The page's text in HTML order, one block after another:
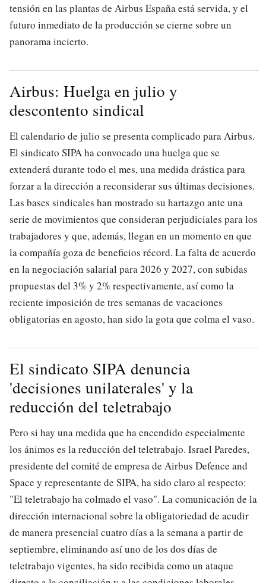
tensión en las plantas de Airbus España está servida, y el
futuro inmediato de la producción se cierne sobre un
panorama incierto.
Airbus: Huelga en julio y
descontento sindical
El calendario de julio se presenta complicado para Airbus.
El sindicato SIPA ha convocado una huelga que se
extenderá durante todo el mes, una medida drástica para
forzar a la dirección a reconsiderar sus últimas decisiones.
Las bases sindicales han mostrado su hartazgo ante una
serie de movimientos que consideran perjudiciales para los
trabajadores y que, además, llegan en un momento en que
la compañía goza de beneficios récord. La falta de acuerdo
en la negociación salarial para 2026 y 2027, con subidas
propuestas del 3% y 2% respectivamente, así como la
reciente imposición de tres semanas de vacaciones
obligatorias en agosto, han sido la gota que colma el vaso.
El sindicato SIPA denuncia
'decisiones unilaterales' y la
reducción del teletrabajo
Pero si hay una medida que ha encendido especialmente
los ánimos es la reducción del teletrabajo. Israel Paredes,
presidente del comité de empresa de Airbus Defence and
Space y representante de SIPA, ha sido claro al respecto:
"El teletrabajo ha colmado el vaso". La comunicación de la
dirección internacional sobre la obligatoriedad de acudir
de manera presencial cuatro días a la semana a partir de
septiembre, eliminando así uno de los dos días de
teletrabajo vigentes, ha sido recibida como un ataque